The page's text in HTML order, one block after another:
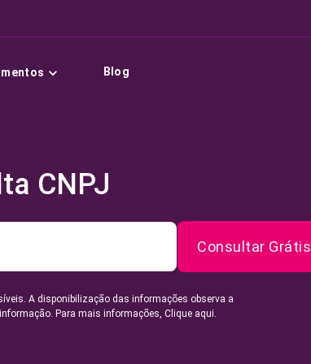
Blog
CNPJ
Consultar Grátis
A disponibilização das informações observa a
Para mais informações, Clique aqui.